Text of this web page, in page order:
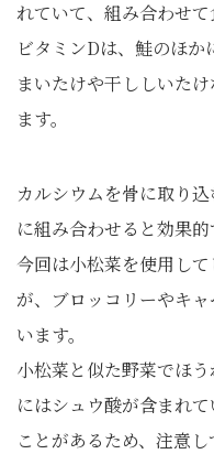
れていて、組み合わせて
ビタミンDは、鮭のほか
まいたけや干ししいた
ます。
カルシウムを骨に取り
に組み合わせると効果的
今回は小松菜を使用し
が、ブロッコリーやキ
います。
小松菜と似た野菜でほ
にはシュウ酸が含まれ
ことがあるため、注意し